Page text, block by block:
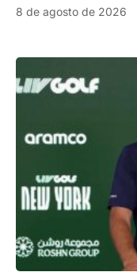
8 de agosto de 2026